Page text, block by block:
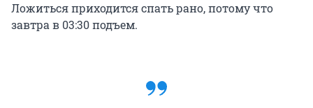
Ложиться приходится спать рано, потому что
завтра в 03:30 подъем.